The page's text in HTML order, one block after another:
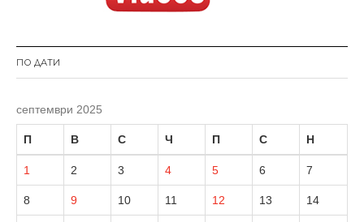
ПО ДАТИ
септември 2025
П В С Ч П С Н
1 2 3 4 5 6 7
8 9 10 11 12 13 14